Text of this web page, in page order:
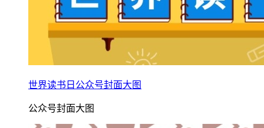
世界读书日公众号封面大图
公众号封面大图